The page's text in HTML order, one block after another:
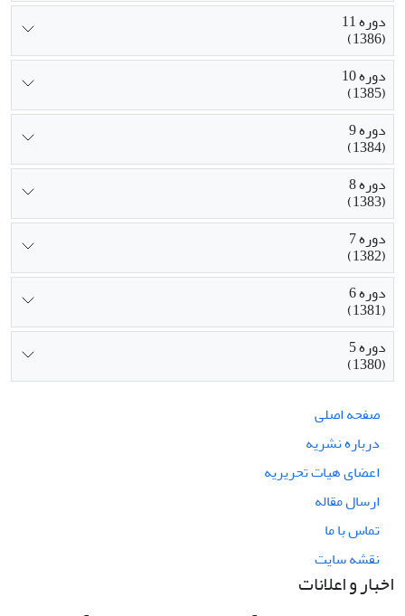
دوره 11
(1386)
دوره 10
(1385)
دوره 9
(1384)
دوره 8
(1383)
دوره 7
(1382)
دوره 6
(1381)
دوره 5
(1380)
صفحه اصلی
درباره نشریه
اعضای هیات تحریریه
ارسال مقاله
تماس با ما
نقشه سایت
اخبار و اعلانات